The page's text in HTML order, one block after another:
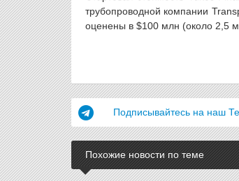
трубопроводной компании
оценены в $100 млн (около 2,5
Подписывайтесь на наш
Похожие новости по теме